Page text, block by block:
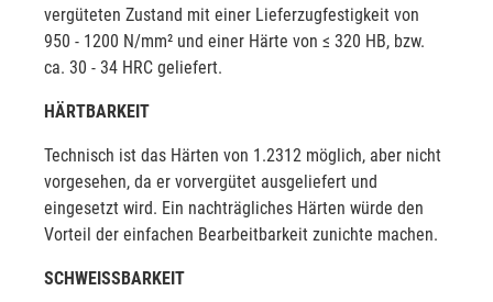
vergüteten Zustand mit einer Lieferzugfestigkeit von
950 - 1200 N/mm² und einer Härte von ≤ 320 HB, bzw.
ca. 30 - 34 HRC geliefert.
HÄRTBARKEIT
Technisch ist das Härten von 1.2312 möglich, aber nicht
vorgesehen, da er vorvergütet ausgeliefert und
eingesetzt wird. Ein nachträgliches Härten würde den
Vorteil der einfachen Bearbeitbarkeit zunichte machen.
SCHWEISSBARKEIT